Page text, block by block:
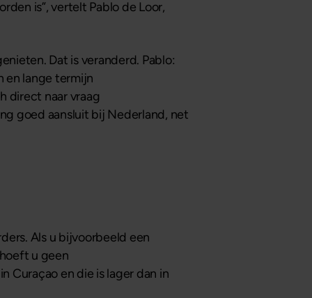
is”, vertelt Pablo de Loor,
Dat is veranderd. Pablo:
en lange termijn
direct naar vraag
goed aansluit bij Nederland, net
Als u bijvoorbeeld een
u geen
Curaçao en die is lager dan in